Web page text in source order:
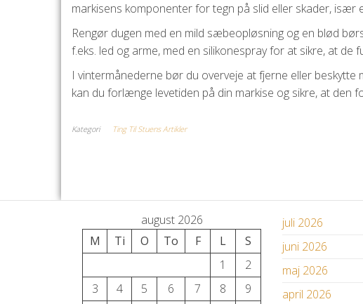
markisens komponenter for tegn på slid eller skader, især
Rengør dugen med en mild sæbeopløsning og en blød
f.eks. led og arme, med en silikonespray for at sikre, at de
I vintermånederne bør du overveje at fjerne eller
kan du forlænge levetiden på din markise og sikre, at den
Kategori Ting Til Stuens Artikler
august 2026
M
Ti O To F L
S
1
2
3
4 5 6 7 8
9
juli 2026
juni 2026
maj 2026
april 2026